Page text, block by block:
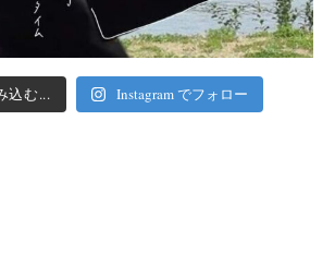
込む... Instagram でフォロー